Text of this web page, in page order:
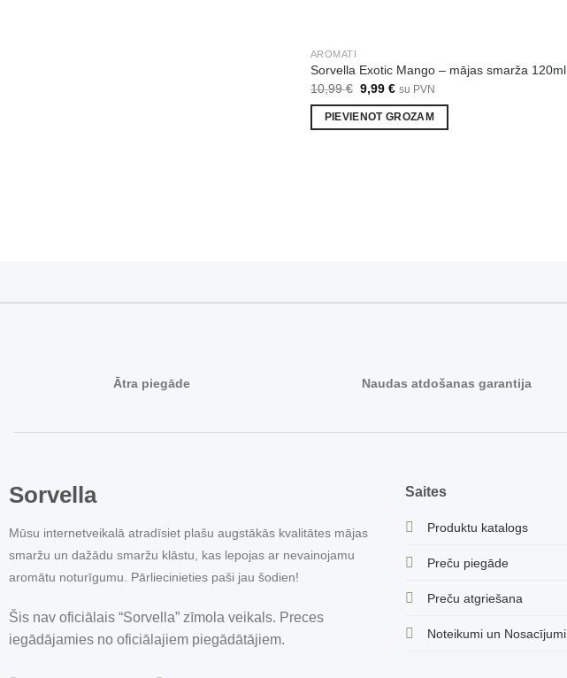
AROMATI
Sorvella Exotic Mango – mājas smarža 120ml
10,99€ Original
was:
10,99 €.
9,99€Current
is:
9,99 €.
su PVN
PIEVIENOT GROZAM
Ātra piegāde Naudas atdošanas garantija
Sorvella
Mūsu internetveikalā atradīsiet plašu augstākās kvalitātes mājas
smaržu un dažādu smaržu klāstu, kas lepojas ar nevainojamu
aromātu noturīgumu. Pārliecinieties paši jau šodien!
Šis nav oficiālais “Sorvella” zīmola veikals. Preces
iegādājamies no oficiālajiem piegādātājiem.
Saites
Produktu katalogs
Preču piegāde
Preču atgriešana
Noteikumi un Nosacījumi